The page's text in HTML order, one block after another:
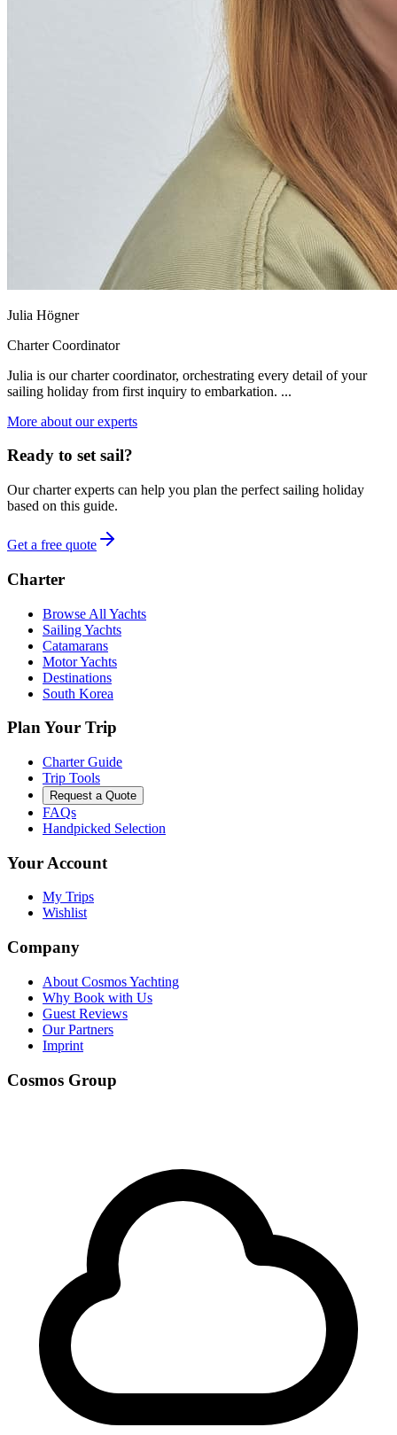
Julia Högner
Charter Coordinator
Julia is our charter coordinator, orchestrating every detail of your
sailing holiday from first inquiry to embarkation. ...
More about our experts
Ready to set sail?
Our charter experts can help you plan the perfect sailing holiday
based on this guide.
Get a free quote
Charter
Browse All Yachts
Sailing Yachts
Catamarans
Motor Yachts
Destinations
South Korea
Plan Your Trip
Charter Guide
Trip Tools
Request a Quote
FAQs
Handpicked Selection
Your Account
My Trips
Wishlist
Company
About Cosmos Yachting
Why Book with Us
Guest Reviews
Our Partners
Imprint
Cosmos Group